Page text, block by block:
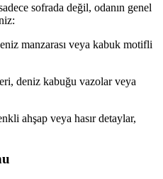
sofrada değil, odanın genel
manzarası veya kabuk motifli
deniz kabuğu vazolar veya
ahşap veya hasır detaylar,